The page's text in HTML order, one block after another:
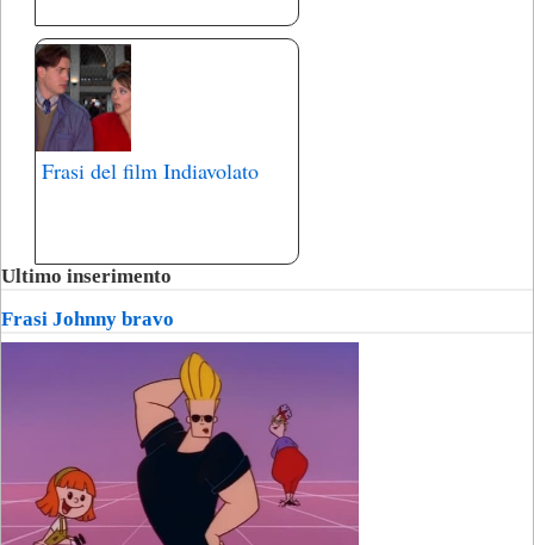
Frasi del film Indiavolato
Ultimo inserimento
Frasi Johnny bravo